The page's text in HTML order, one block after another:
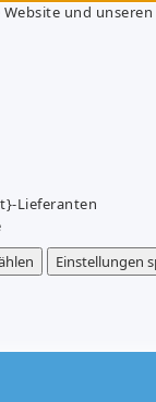
und
Lieferanten
Einstellungen